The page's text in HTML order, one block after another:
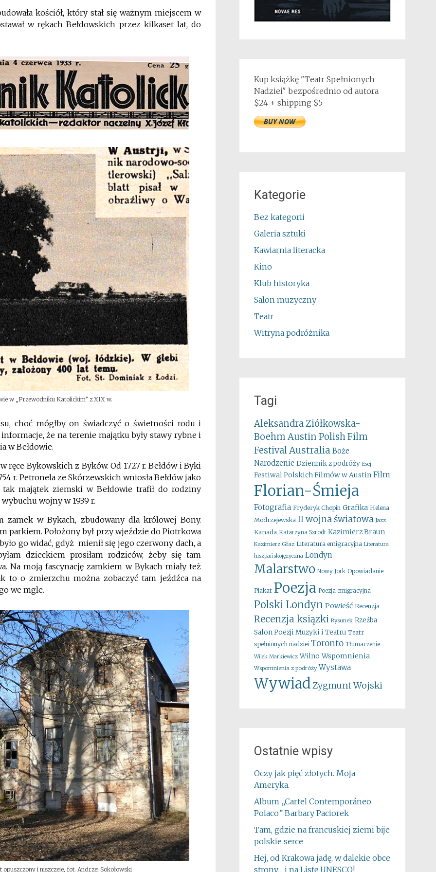
kościół, który stał się ważnym miejscem w
w rękach Bełdowskich przez kilkaset lat, do
w „Przewodniku Katolickim” z XIX w.
choć mógłby on świadczyć o świetności rodu i
że na terenie majątku były stawy rybne i
w Bełdowie.
ręce Bykowskich z Byków. Od 1727 r. Bełdów i Byki
r. Petronela ze Skórzewskich wniosła Bełdów jako
tak majątek ziemski w Bełdowie trafił do rodziny
wojny w 1939 r.
zamek w Bykach, zbudowany dla królowej Bony.
parkiem. Położony był przy wjeździe do Piotrkowa
go widać, gdyż mienił się jego czerwony dach, a
dzieckiem prosiłam rodziców, żeby się tam
Na moją fascynację zamkiem w Bykach miały też
to o zmierzchu można zobaczyć tam jeźdźca na
we mgle.
i niszczeje, fot. Andrzej Sokołowski
Kup książkę "Teatr Spełnionych
Nadziei" bezpośrednio od autora
$24 + shipping $5
Kategorie
Bez kategorii
Galeria sztuki
Kawiarnia literacka
Kino
Klub historyka
Salon muzyczny
Teatr
Witryna podróżnika
Tagi
Aleksandra Ziółkowska-
Boehm Austin Polish Film
FestivalAustralia Boże
Narodzenie Dziennik z podróży Esej
Festiwal Polskich Filmów w Austin Film
Florian-Śmieja
Fotografia Fryderyk Chopin Grafika Helena
Modrzejewska II wojna światowa Jazz
Kanada Katarzyna Szrodt Kazimierz Braun
Kazimierz Głaz Literatura emigracyjna Literatura
hiszpańskojęzyczna Londyn
Malarstwo Nowy Jork Opowiadanie
Plakat Poezja Poezja emigracyjna
Polski Londyn Powieść Recenzja
Recenzja ksiązki Rysunek Rzeźba
Salon Poezji Muzyki i Teatru Teatr
spełnionych nadziei Toronto Tłumaczenie
Wilek Markiewicz Wilno Wspomnienia
Wspomnienia z podróży Wystawa
WywiadZygmunt Wojski
Ostatnie wpisy
Oczy jak pięć złotych. Moja
Ameryka.
Album „Cartel Contemporáneo
Polaco” Barbary Paciorek
Tam, gdzie na francuskiej ziemi bije
polskie serce
Hej, od Krakowa jadę, w dalekie obce
strony… i na Listę UNESCO!